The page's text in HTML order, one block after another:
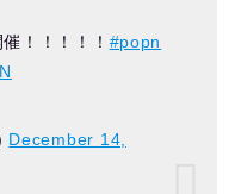
！！！！！ #popn
December 14,